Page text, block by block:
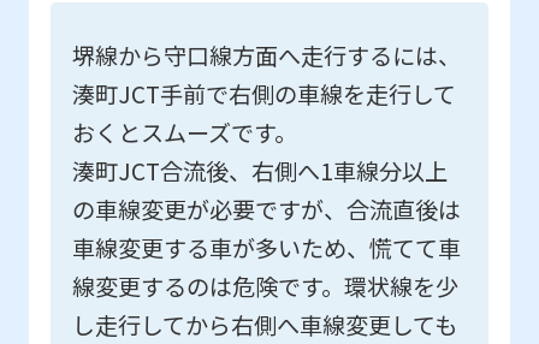
堺線から守口線方面へ走行するには、
湊町JCT手前で右側の車線を走行して
おくとスムーズです。
湊町JCT合流後、右側へ1車線分以上
の車線変更が必要ですが、合流直後は
車線変更する車が多いため、慌てて車
線変更するのは危険です。環状線を少
し走行してから右側へ車線変更しても